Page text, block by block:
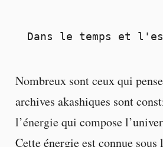
Dans le temps et
Nombreux sont ceux qui
archives akashiques sont
l’énergie qui compose
Cette énergie est connue sous